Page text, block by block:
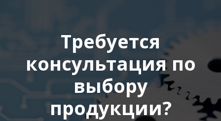
Требуется
консультация по
выбору
продукции?